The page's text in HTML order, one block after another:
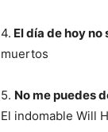
4. El día de hoy
muertos
5. No me puedes
El indomable Will